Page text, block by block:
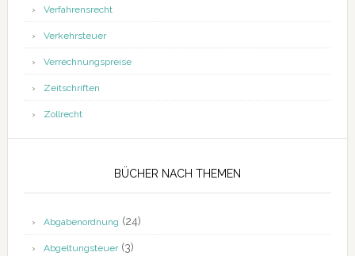
Verfahrensrecht
Verkehrsteuer
Verrechnungspreise
Zeitschriften
Zollrecht
BÜCHER NACH THEMEN
Abgabenordnung (24)
Abgeltungsteuer(3)